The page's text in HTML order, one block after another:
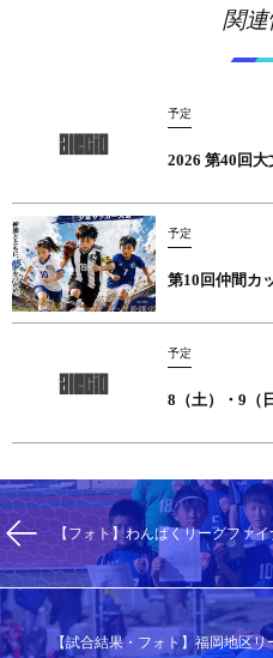
関
予定
2026 第40回大
予定
第10回仲間カ
予定
8（土）・9（
【フォト】わんぱくリーグファ
【試合結果・フォト】福岡地区